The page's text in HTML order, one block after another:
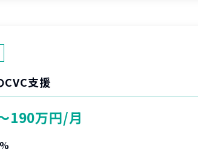
CVC支援
190万円/月